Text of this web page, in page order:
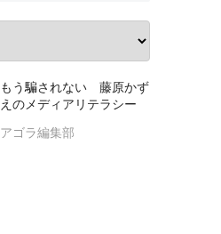
もう騙されない 藤原かず
えのメディアリテラシー
アゴラ編集部